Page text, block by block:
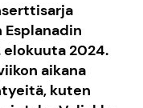
elokuuta 2024.
aikana
kuten